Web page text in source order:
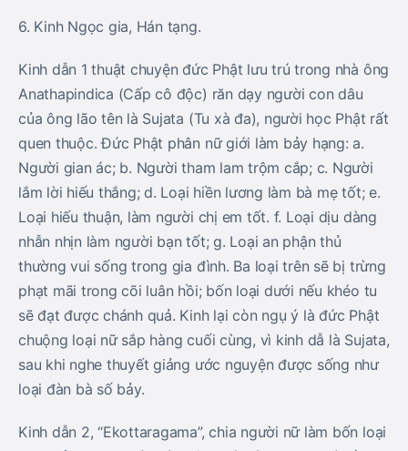
6. Kinh Ngọc gia, Hán tạng.
Kinh dẫn 1 thuật chuyện đức Phật lưu trú trong nhà ông
Anathapindica (Cấp cô độc) răn dạy người con dâu
của ông lão tên là Sujata (Tu xà đa), người học Phật rất
quen thuộc. Ðức Phật phân nữ giới làm bảy hạng: a.
Người gian ác; b. Người tham lam trộm cắp; c. Người
lắm lời hiếu thắng; d. Loại hiền lương làm bà mẹ tốt; e.
Loại hiếu thuận, làm người chị em tốt. f. Loại dịu dàng
nhẫn nhịn làm người bạn tốt; g. Loại an phận thủ
thường vui sống trong gia đình. Ba loại trên sẽ bị trừng
phạt mãi trong cõi luân hồi; bốn loại dưới nếu khéo tu
sẽ đạt được chánh quả. Kinh lại còn ngụ ý là đức Phật
chuộng loại nữ sắp hàng cuối cùng, vì kinh dẫ là Sujata,
sau khi nghe thuyết giảng ước nguyện được sống như
loại đàn bà số bảy.
Kinh dẫn 2, “Ekottaragama”, chia người nữ làm bốn loại